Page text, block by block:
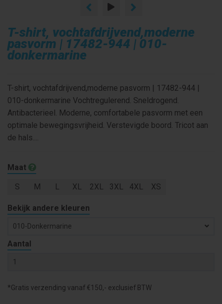
T-shirt, vochtafdrijvend,moderne
pasvorm | 17482-944 | 010-
donkermarine
T-shirt, vochtafdrijvend,moderne pasvorm | 17482-944 |
010-donkermarine Vochtregulerend. Sneldrogend.
Antibacterieel. Moderne, comfortabele pasvorm met een
optimale bewegingsvrijheid. Verstevigde boord. Tricot aan
de hals....
Maat
S M L XL 2XL 3XL 4XL XS
Bekijk andere kleuren
010-Donkermarine
Aantal
*Gratis verzending vanaf €150,- exclusief BTW